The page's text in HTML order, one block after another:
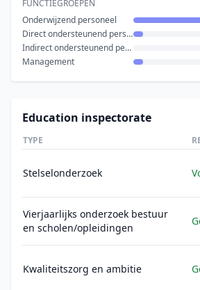
FUNCTIEGROEPEN
Onderwijzend personeel
Direct ondersteunend personeel
Indirect ondersteunend personeel
Management
Education inspectorate
TYPE
Stelselonderzoek
Vierjaarlijks onderzoek bestuur
en scholen/opleidingen
Kwaliteitszorg en ambitie